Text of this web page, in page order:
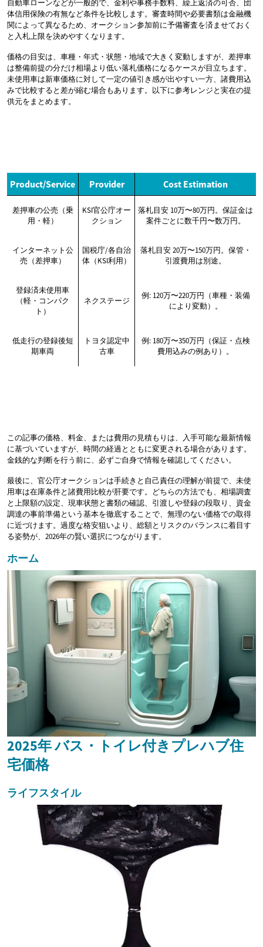
自動車ローンなどが一般的で、金利や事務手数料、繰上返済の可否、団
体信用保険の有無など条件を比較します。審査時間や必要書類は金融機
関によって異なるため、オークション参加前に予備審査を済ませておく
と入札上限を決めやすくなります。
価格の目安は、車種・年式・状態・地域で大きく変動しますが、差押車
は整備前提の分だけ相場より低い落札価格になるケースが目立ちます。
未使用車は新車価格に対して一定の値引き感が出やすい一方、諸費用込
みで比較すると差が縮む場合もあります。以下に参考レンジと実在の提
供元をまとめます。
Product/Service Provider Cost Estimation
差押車の公売（乗
用・軽）
KSI官公庁オー
クション
落札目安 10万〜80万円。保証金は
案件ごとに数千円〜数万円。
インターネット公
売（差押車）
国税庁/各自治
体（KSI利用）
落札目安 20万〜150万円。保管・
引渡費用は別途。
登録済未使用車
（軽・コンパク
ト）
ネクステージ
例: 120万〜220万円（車種・装備
により変動）。
低走行の登録後短
期車両
トヨタ認定中
古車
例: 180万〜350万円（保証・点検
費用込みの例あり）。
この記事の価格、料金、または費用の見積もりは、入手可能な最新情報
に基づいていますが、時間の経過とともに変更される場合があります。
金銭的な判断を行う前に、必ずご自身で情報を確認してください。
最後に、官公庁オークションは手続きと自己責任の理解が前提で、未使
用車は在庫条件と諸費用比較が肝要です。どちらの方法でも、相場調査
と上限額の設定、現車状態と書類の確認、引渡しや登録の段取り、資金
調達の事前準備という基本を徹底することで、無理のない価格での取得
に近づけます。過度な格安狙いより、総額とリスクのバランスに着目す
る姿勢が、2026年の賢い選択につながります。
ホーム
2025年 バス・トイレ付きプレハブ住
宅価格
ライフスタイル